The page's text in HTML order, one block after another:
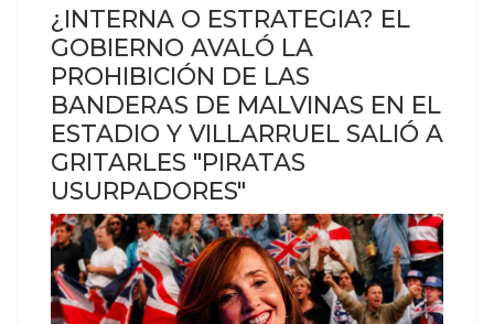
¿INTERNA O ESTRATEGIA? EL
GOBIERNO AVALÓ LA
PROHIBICIÓN DE LAS
BANDERAS DE MALVINAS EN EL
ESTADIO Y VILLARRUEL SALIÓ A
GRITARLES "PIRATAS
USURPADORES"